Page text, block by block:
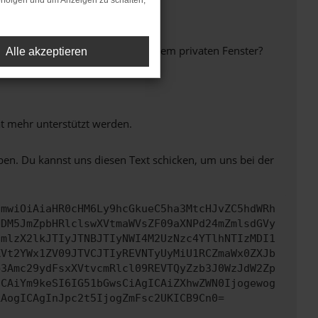
anderen Browser oder in einem privaten Fenster?
mehr unterstützt werden.
Du kannst uns diesen Text schicken, um uns bei der
Alle akzeptieren